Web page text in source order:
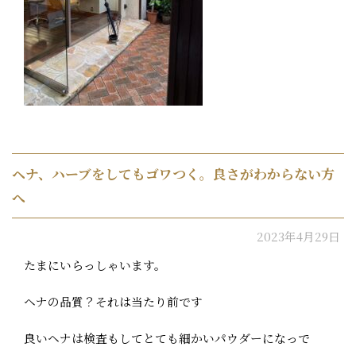
ヘナ、ハーブをしてもゴワつく。良さがわからない方
へ
2023年4月29日
たまにいらっしゃいます。
ヘナの品質？それは当たり前です
良いヘナは検査もしてとても細かいパウダーになっで